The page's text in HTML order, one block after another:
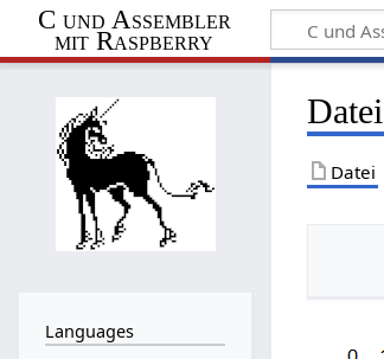
C und Assembler
mit Raspberry
Datei
Datei
Languages